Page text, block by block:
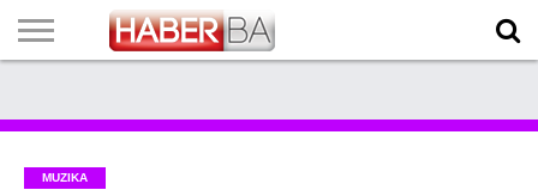
TECH
PROGRAM
PROGNOZA
PUTEVIMA
LISTA
NAMA
MUZIKA